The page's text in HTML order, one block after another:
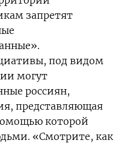
запретят
под видом
могут
россиян,
представляющая
которой
«Смотрите, как